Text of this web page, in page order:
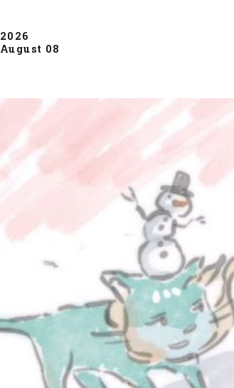
2026
August 08